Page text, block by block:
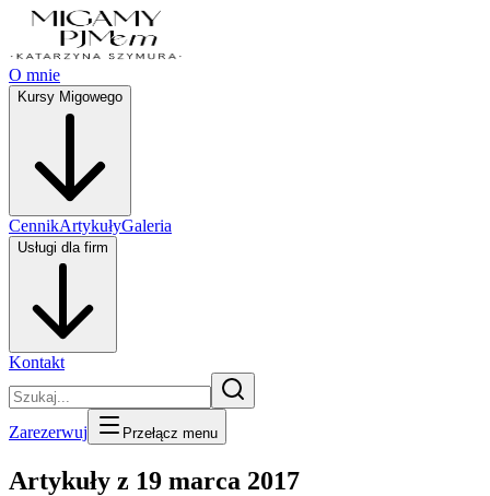
O mnie
Kursy Migowego
CennikArtykułyGaleria
Usługi dla firm
Kontakt
Zarezerwuj Przełącz menu
Artykuły z 19 marca 2017